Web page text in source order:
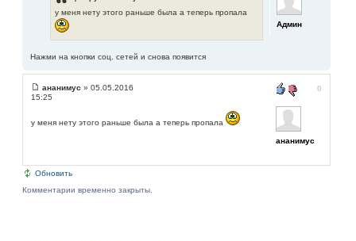
у меня нету этого раньше была а теперь пропала
Нажми на кнопки соц. сетей и снова появится
Админ
ананимус » 05.05.2016
15:25
у меня нету этого раньше была а теперь пропала
0
ананимус
Обновить
Комментарии временно закрыты.